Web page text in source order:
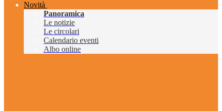
Novità
Panoramica
Le notizie
Le circolari
Calendario eventi
Albo online